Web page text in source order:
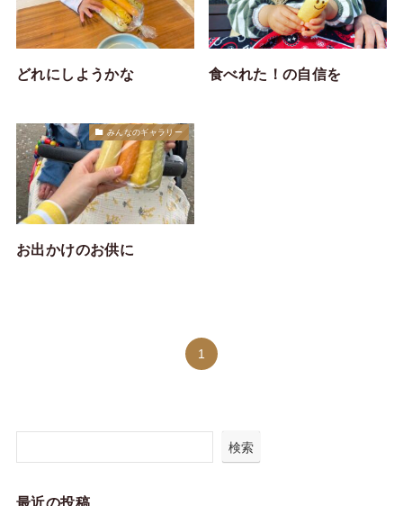
どれにしようかな 食べれた！の自信を
みんなのギャラリー
お出かけのお供に
1
検索
最近の投稿